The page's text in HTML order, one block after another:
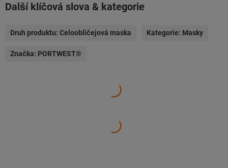
Další klíčová slova & kategorie
Druh produktu: Celoobličejová maska Kategorie: Masky
Značka: PORTWEST®